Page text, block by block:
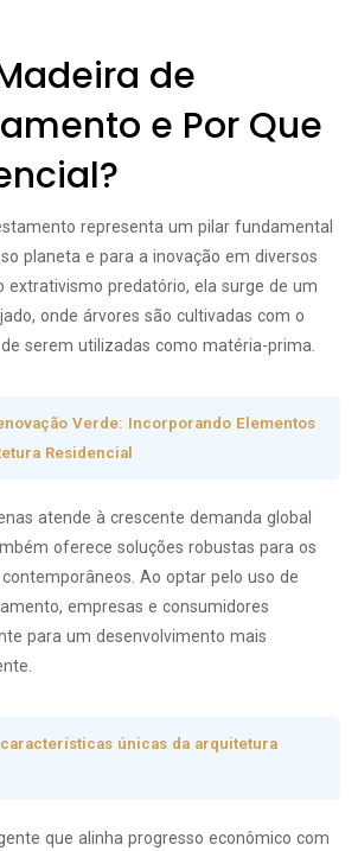
de
e Por Que
representa um pilar fundamental
planeta e para a inovação em diversos
extrativismo predatório, ela surge de um
onde árvores são cultivadas com o
serem utilizadas como matéria-prima.
Verde: Incorporando Elementos
Residencial
atende à crescente demanda global
oferece soluções robustas para os
Ao optar pelo uso de
empresas e consumidores
para um desenvolvimento mais
únicas da arquitetura
que alinha progresso econômico com